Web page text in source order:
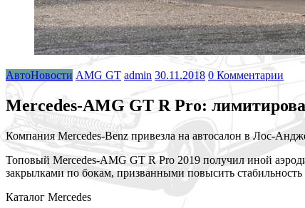
АвтоНовости AMG GT admin 30.11.2018 0 Комментарии
Mercedes-AMG GT R Pro:
Компания Mercedes-Benz привезла на автосалон в Лос-
Топовый Mercedes-AMG GT R Pro 2019 получил иной
закрылками по бокам, призванными повысить стабильность
Каталог Mercedes